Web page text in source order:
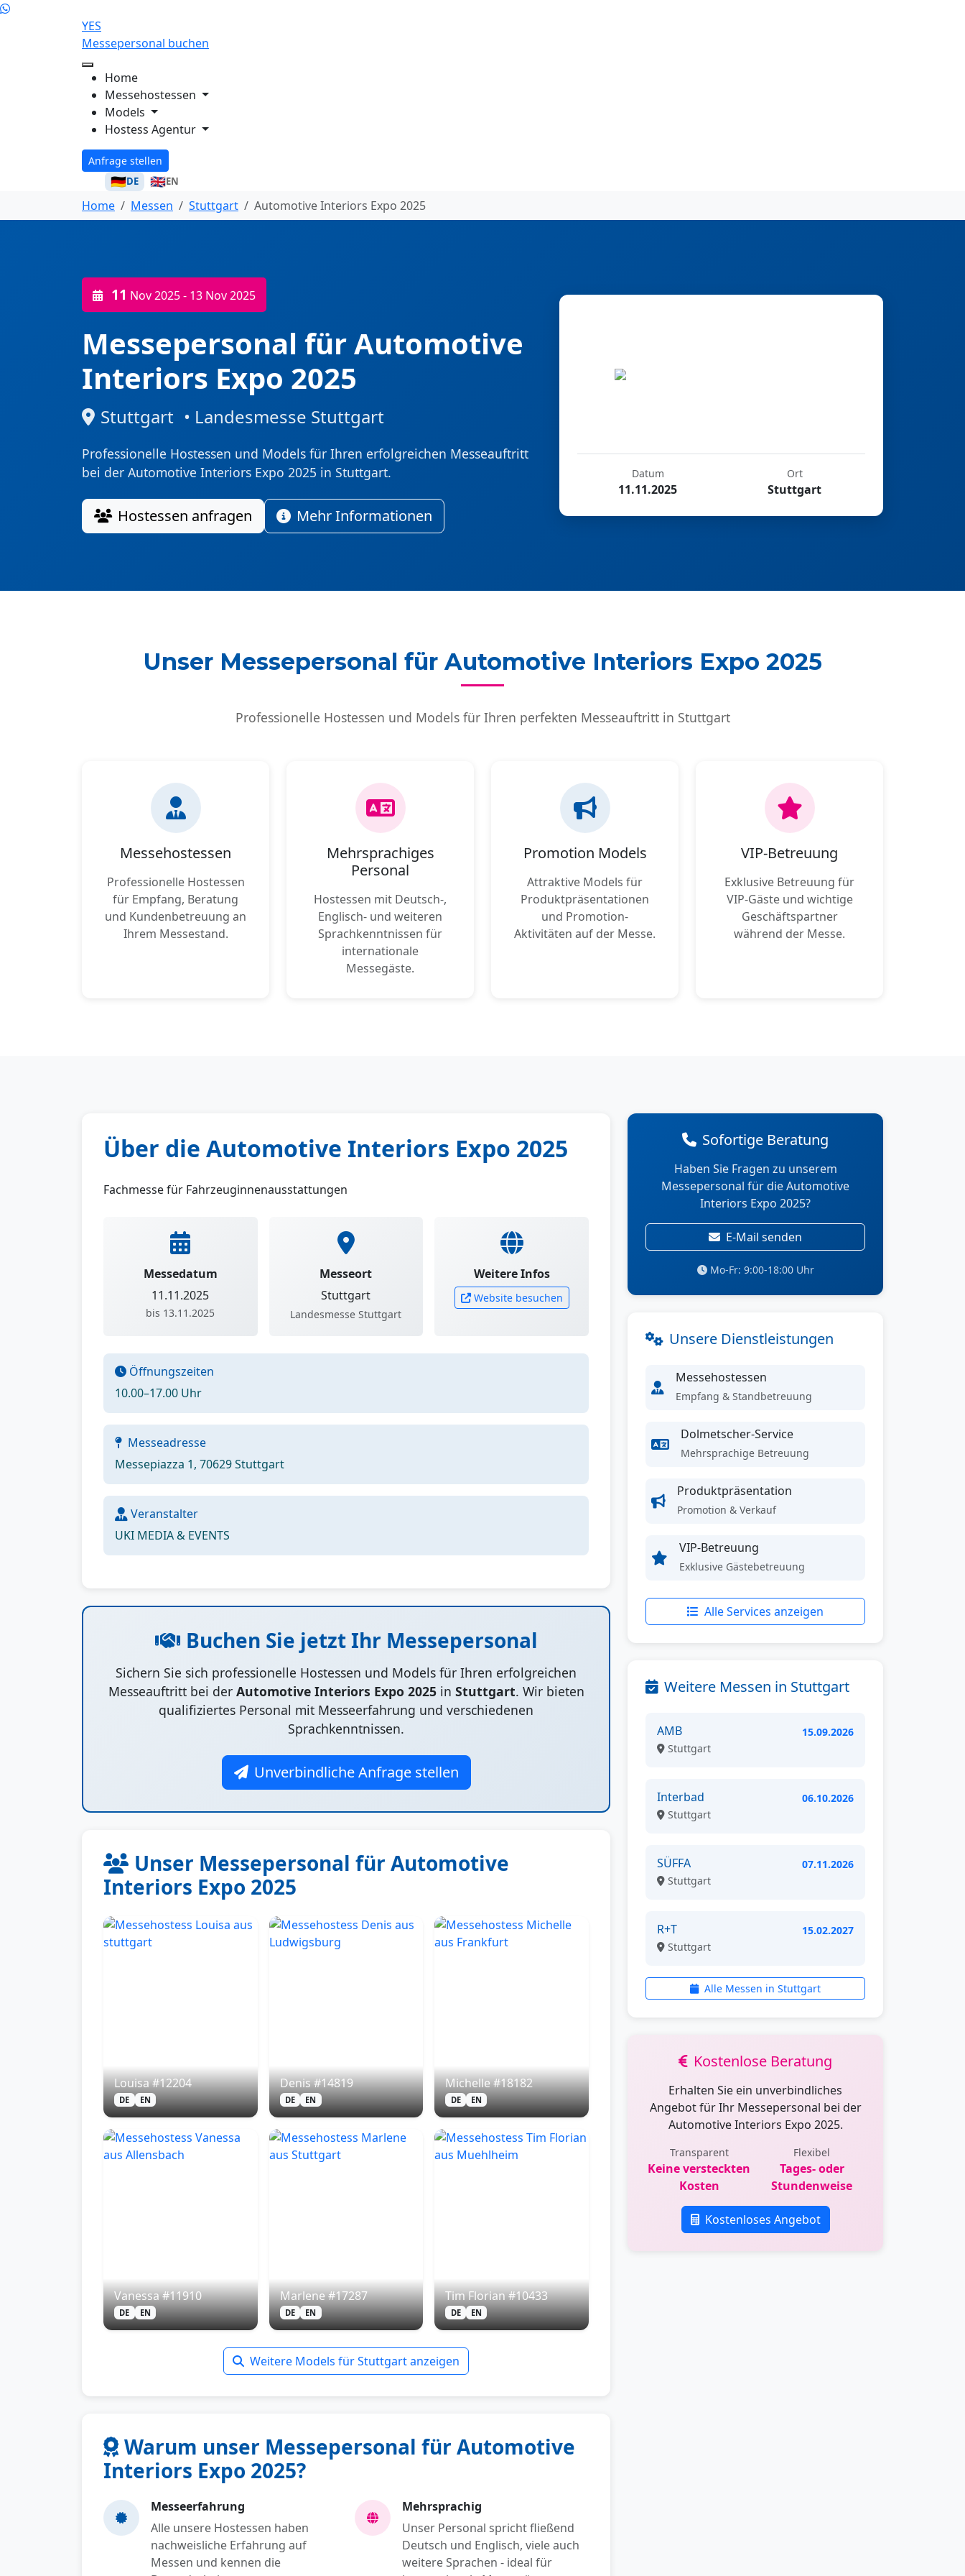
YES
Messepersonal buchen
Home
Messehostessen
Models
Hostess Agentur
Anfrage stellen
🇩🇪DE 🇬🇧EN
Home Messen Stuttgart Automotive Interiors Expo 2025
11 Nov 2025- 13 Nov 2025
Messepersonal für Automotive
Interiors Expo 2025
Stuttgart • Landesmesse Stuttgart
Professionelle Hostessen und Models für Ihren erfolgreichen Messeauftritt
bei der Automotive Interiors Expo 2025 in Stuttgart.
Hostessen anfragen Mehr Informationen
Datum
11.11.2025
Ort
Stuttgart
Unser Messepersonal für Automotive Interiors Expo 2025
Professionelle Hostessen und Models für Ihren perfekten Messeauftritt in Stuttgart
Messehostessen
Professionelle Hostessen
für Empfang, Beratung
und Kundenbetreuung an
Ihrem Messestand.
Mehrsprachiges
Personal
Hostessen mit Deutsch-,
Englisch- und weiteren
Sprachkenntnissen für
internationale
Messegäste.
Promotion Models
Attraktive Models für
Produktpräsentationen
und Promotion-
Aktivitäten auf der Messe.
VIP-Betreuung
Exklusive Betreuung für
VIP-Gäste und wichtige
Geschäftspartner
während der Messe.
Über die Automotive Interiors Expo 2025
Fachmesse für Fahrzeuginnenausstattungen
Messedatum
11.11.2025
bis 13.11.2025
Messeort
Stuttgart
Landesmesse Stuttgart
Weitere Infos
Website besuchen
Öffnungszeiten
10.00–17.00 Uhr
Messeadresse
Messepiazza 1, 70629 Stuttgart
Veranstalter
UKI MEDIA & EVENTS
Buchen Sie jetzt Ihr Messepersonal
Sichern Sie sich professionelle Hostessen und Models für Ihren erfolgreichen
Messeauftritt bei der Automotive Interiors Expo 2025in Stuttgart. Wir bieten
qualifiziertes Personal mit Messeerfahrung und verschiedenen
Sprachkenntnissen.
Unverbindliche Anfrage stellen
Unser Messepersonal für Automotive
Interiors Expo 2025
Louisa #12204
DE EN
Denis #14819
DE EN
Michelle #18182
DE EN
Vanessa #11910
DE EN
Marlene #17287
DE EN
Tim Florian #10433
DE EN
Weitere Models für Stuttgart anzeigen
Warum unser Messepersonal für Automotive
Interiors Expo 2025?
Messeerfahrung
Alle unsere Hostessen haben
nachweisliche Erfahrung auf
Messen und kennen die
Mehrsprachig
Unser Personal spricht fließend
Deutsch und Englisch, viele auch
weitere Sprachen - ideal für
Sofortige Beratung
Haben Sie Fragen zu unserem
Messepersonal für die Automotive
Interiors Expo 2025?
E-Mail senden
Mo-Fr: 9:00-18:00 Uhr
Unsere Dienstleistungen
Messehostessen
Empfang & Standbetreuung
Dolmetscher-Service
Mehrsprachige Betreuung
Produktpräsentation
Promotion & Verkauf
VIP-Betreuung
Exklusive Gästebetreuung
Alle Services anzeigen
Weitere Messen in Stuttgart
AMB
Stuttgart
15.09.2026
Interbad
Stuttgart
06.10.2026
SÜFFA
Stuttgart
07.11.2026
R+T
Stuttgart
15.02.2027
Alle Messen in Stuttgart
Kostenlose Beratung
Erhalten Sie ein unverbindliches
Angebot für Ihr Messepersonal bei der
Automotive Interiors Expo 2025.
Transparent
Keine versteckten
Kosten
Flexibel
Tages- oder
Stundenweise
Kostenloses Angebot